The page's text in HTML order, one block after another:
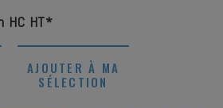
HC HT*
AJOUTER À MA
SÉLECTION